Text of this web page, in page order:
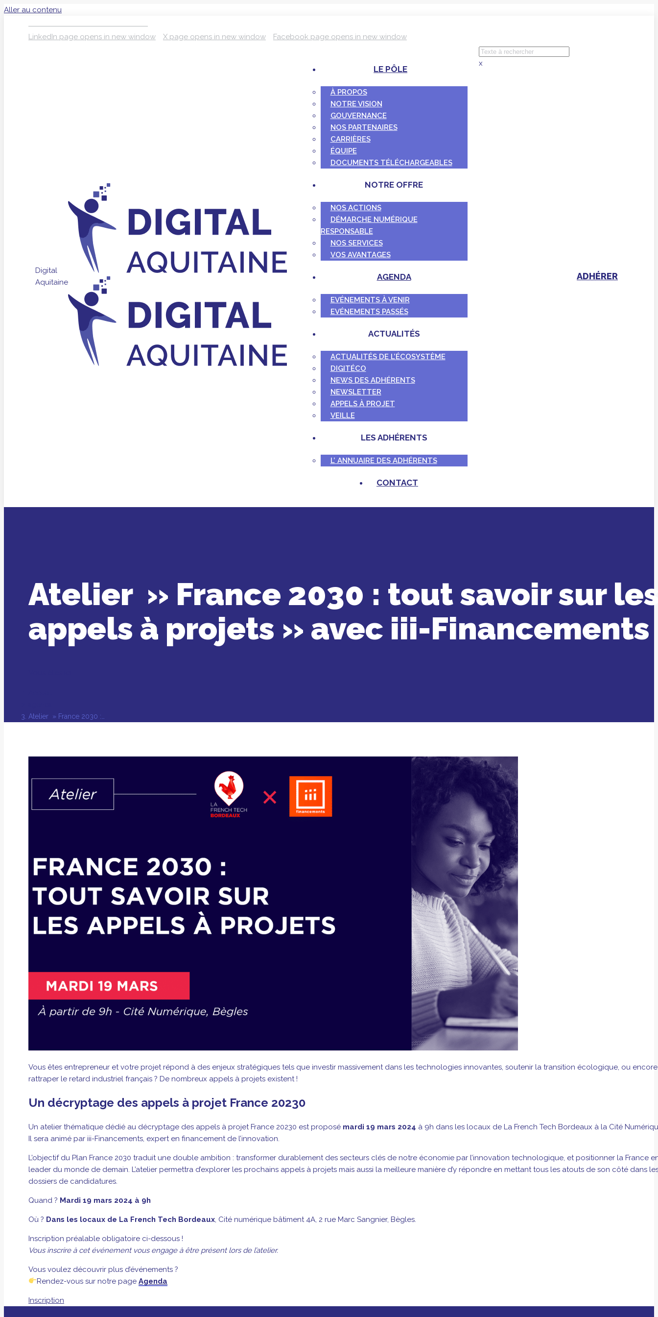
Aller au contenu
LinkedIn page opens in new window X page opens in new window Facebook page opens in new window
Digital
Aquitaine
LE PÔLE
À PROPOS
NOTRE VISION
GOUVERNANCE
NOS PARTENAIRES
CARRIÈRES
ÉQUIPE
DOCUMENTS TÉLÉCHARGEABLES
NOTRE OFFRE
NOS ACTIONS
DÉMARCHE NUMÉRIQUE
RESPONSABLE
NOS SERVICES
VOS AVANTAGES
AGENDA
EVÉNEMENTS À VENIR
EVÉNEMENTS PASSÉS
ACTUALITÉS
ACTUALITÉS DE L’ÉCOSYSTÈME
DIGITÉCO
NEWS DES ADHÉRENTS
NEWSLETTER
APPELS À PROJET
VEILLE
LES ADHÉRENTS
L’ ANNUAIRE DES ADHÉRENTS
CONTACT
x
ADHÉRER
Atelier » France 2030 : tout savoir sur
appels à projets » avec iii-Financements
Atelier » France 2030 :…
Vous êtes entrepreneur et votre projet répond à des enjeux stratégiques tels que investir massivement dans les technologies innovantes, soutenir la transition écologique, ou encore
rattraper le retard industriel français ? De nombreux appels à projets existent !
Un décryptage des appels à projet France 20230
Un atelier thématique dédié au décryptage des appels à projet France 20230 est proposé mardi 19 mars 2024 à 9h dans les locaux de La French Tech Bordeaux à la Cité
Il sera animé par iii-Financements, expert en financement de l’innovation.
L’objectif du Plan France 2030 traduit une double ambition : transformer durablement des secteurs clés de notre économie par l’innovation technologique, et positionner la France
leader du monde de demain. L’atelier permettra d’explorer les prochains appels à projets mais aussi la meilleure manière d’y répondre en mettant tous les atouts de son côté dans
dossiers de candidatures.
Quand ? Mardi 19 mars 2024 à 9h
Où ? Dans les locaux de La French Tech Bordeaux , Cité numérique bâtiment 4A, 2 rue Marc Sangnier, Bègles.
Inscription préalable obligatoire ci-dessous !
Vous inscrire à cet événement vous engage à être présent lors de l’atelier.
Vous voulez découvrir plus d’événements ?
Rendez-vous sur notre pageAgenda
Inscription